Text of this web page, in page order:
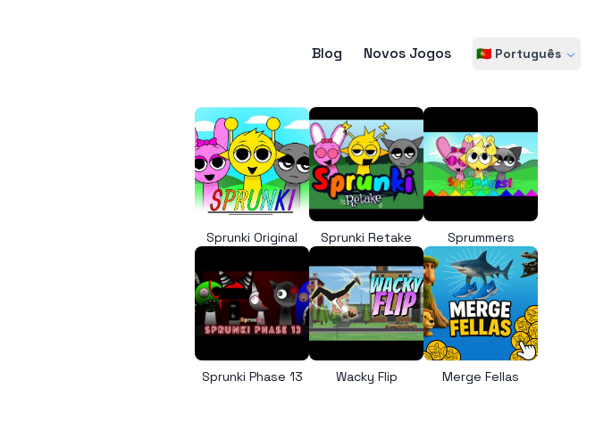
Blog Novos Jogos 🇵🇹 Português
Sprunki Original Sprunki Retake Sprummers
Sprunki Phase 13 Wacky Flip Merge Fellas